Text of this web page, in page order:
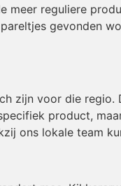
reguliere
gevonden
zijn voor die
product,
ons lokale team